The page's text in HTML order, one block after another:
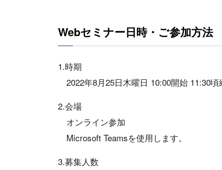
Webセミナー日時・ご参加方法
1.時期
2022年8月25日木曜日 10:00開始 11:30頃
2.会場
オンライン参加
Microsoft Teamsを使用します。
3.募集人数